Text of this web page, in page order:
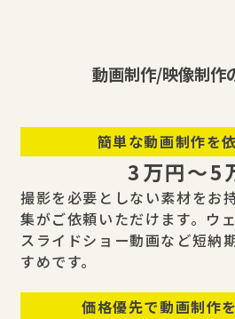
動画制作/映像制作
簡単な動画制作を
3万円〜5
撮影を必要としない素材をお
集がご依頼いただけます。ウ
スライドショー動画など短納
すめです。
価格優先で動画制作